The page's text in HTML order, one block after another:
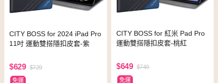
CITY BOSS for 2024 iPad Pro
11吋 運動雙搭隱扣皮套-紫
$629 $729
免運
CITY BOSS for 紅米 Pad Pro
運動雙搭隱扣皮套-桃紅
$649 $749
免運